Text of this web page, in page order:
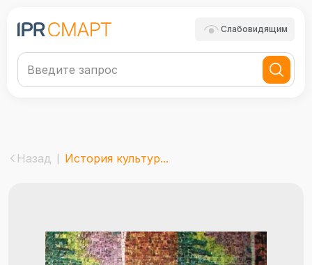
Слабовидящим
Назад История культур...